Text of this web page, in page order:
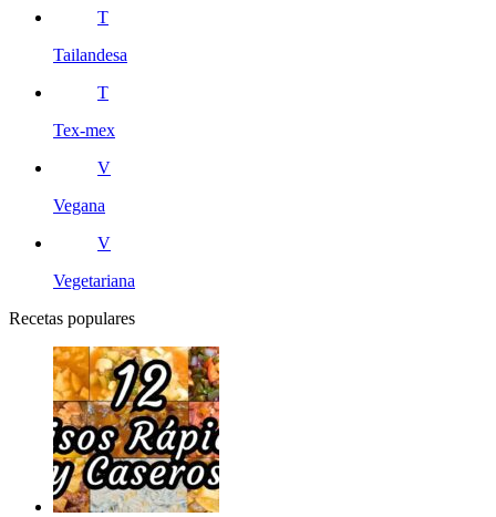
T
Tailandesa
T
Tex-mex
V
Vegana
V
Vegetariana
Recetas populares